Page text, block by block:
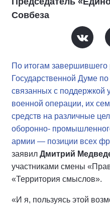
Совбеза
По итогам завершившего
Государственной Думе
связанных с поддержкой
военной операции, их
средств на различные
оборонно-
армии — позиции всех
заявил Дмитрий
участниками смены
«Территория смыслов».
«И я, пользуясь этой